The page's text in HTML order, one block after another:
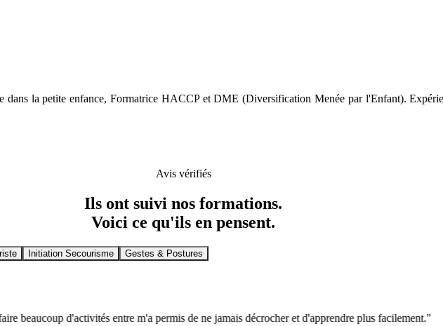
dans la petite enfance, Formatrice HACCP et DME (Diversification Menée par l'Enfant).
Avis vérifiés
Ils ont suivi nos formations.
Voici ce qu'ils en pensent.
Initiation Secourisme Gestes & Postures
d'activités entre m'a permis de ne jamais décrocher et d'apprendre plus facilement."